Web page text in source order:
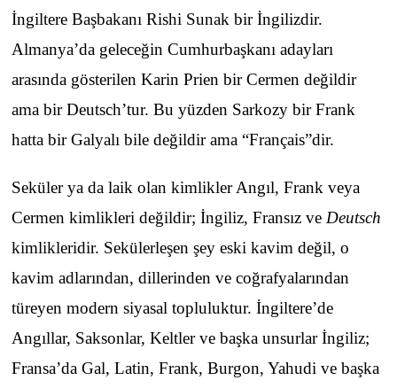
İngiltere Başbakanı Rishi Sunak bir İngilizdir.
Almanya’da geleceğin Cumhurbaşkanı adayları
arasında gösterilen Karin Prien bir Cermen değildir
ama bir Deutsch’tur. Bu yüzden Sarkozy bir Frank
hatta bir Galyalı bile değildir ama “Français”dir.
Seküler ya da laik olan kimlikler Angıl, Frank veya
Cermen kimlikleri değildir; İngiliz, Fransız veDeutsch
kimlikleridir. Sekülerleşen şey eski kavim değil, o
kavim adlarından, dillerinden ve coğrafyalarından
türeyen modern siyasal topluluktur. İngiltere’de
Angıllar, Saksonlar, Keltler ve başka unsurlar İngiliz;
Fransa’da Gal, Latin, Frank, Burgon, Yahudi ve başka